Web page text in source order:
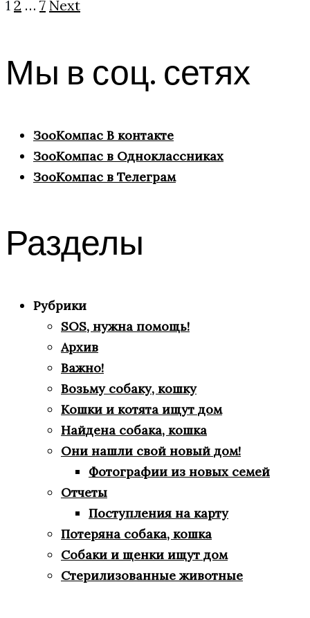
Навигация
по
записям
1 2 … 7 Next
Мы в соц. сетях
ЗооКомпас В контакте
ЗооКомпас в Одноклассниках
ЗооКомпас в Телеграм
Разделы
Рубрики
SOS, нужна помощь!
Архив
Важно!
Возьму собаку, кошку
Кошки и котята ищут дом
Найдена собака, кошка
Они нашли свой новый дом!
Фотографии из новых семей
Отчеты
Поступления на карту
Потеряна собака, кошка
Собаки и щенки ищут дом
Стерилизованные животные